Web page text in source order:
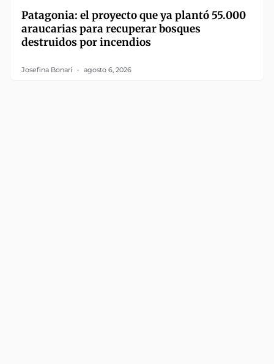
Patagonia: el proyecto que ya plantó 55.000
araucarias para recuperar bosques
destruidos por incendios
Josefina Bonari agosto 6, 2026